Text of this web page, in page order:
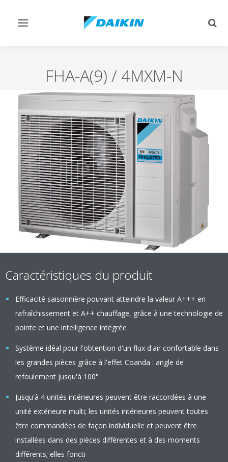
Afficher/masquer
FHA-A(9) / 4MXM-N
Caractéristiques du produit
Efficacité saisonnière pouvant atteindre la valeur A+++ en
rafraîchissement et A++ chauffage, grâce à une technologie de
pointe et une intelligence intégrée
Système idéal pour l'obtention d'un flux d'air confortable dans
les grandes pièces grâce à l'effet Coanda : angle de
refoulement jusqu'à 100°
Jusqu'à 4 unités intérieures peuvent être raccordées à une
unité extérieure multi; les unités intérieures peuvent toutes
être commandées de façon individuelle et peuvent être
installées dans des pièces différentes et à des moments
différents; elles foncti